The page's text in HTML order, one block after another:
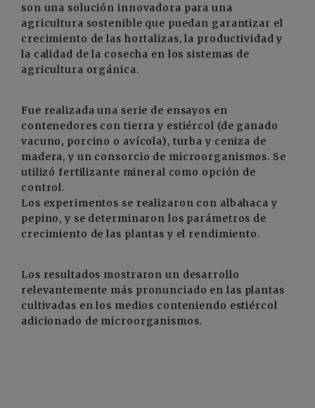
son una solución innovadora para una
agricultura sostenible que puedan garantizar el
crecimiento de las hortalizas, la productividad y
la calidad de la cosecha en los sistemas de
agricultura orgánica.
Fue realizada una serie de ensayos en
contenedores con tierra y estiércol (de ganado
vacuno, porcino o avícola), turba y ceniza de
madera, y un consorcio de microorganismos. Se
utilizó fertilizante mineral como opción de
control.
Los experimentos se realizaron con albahaca y
pepino, y se determinaron los parámetros de
crecimiento de las plantas y el rendimiento.
Los resultados mostraron un desarrollo
relevantemente más pronunciado en las plantas
cultivadas en los medios conteniendo estiércol
adicionado de microorganismos.